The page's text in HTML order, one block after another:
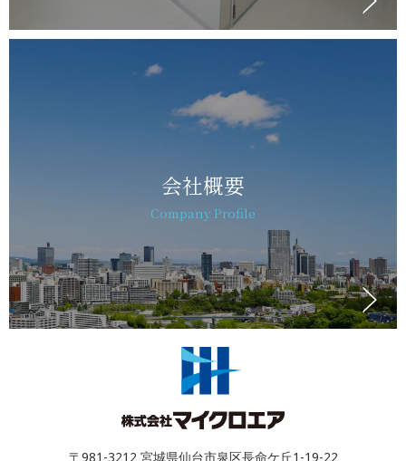
会社概要
Company Profile
〒981-3212 宮城県仙台市泉区長命ケ丘1-19-22